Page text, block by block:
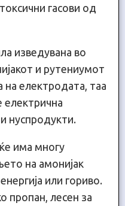
гасови од
изведувана во
и рутениумот
на електродата, таа
нуспродукти.
има многу
на амонијак
или гориво.
пропан, лесен за